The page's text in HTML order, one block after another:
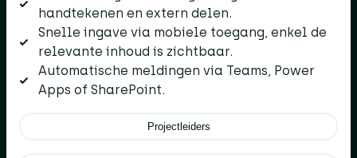
Projectleiders
handtekenen en extern delen.
Snelle ingave via mobiele toegang, enkel de
relevante inhoud is zichtbaar.
Automatische meldingen via Teams, Power
Apps of SharePoint.